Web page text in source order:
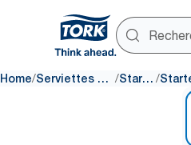
Home/ Serviettes et art de la table / Starter Packs /